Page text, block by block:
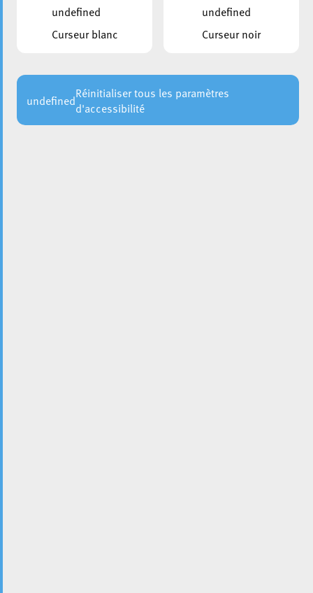
undefined
Curseur blanc
undefined
Curseur noir
undefinedRéinitialiser tous les paramètres
d'accessibilité